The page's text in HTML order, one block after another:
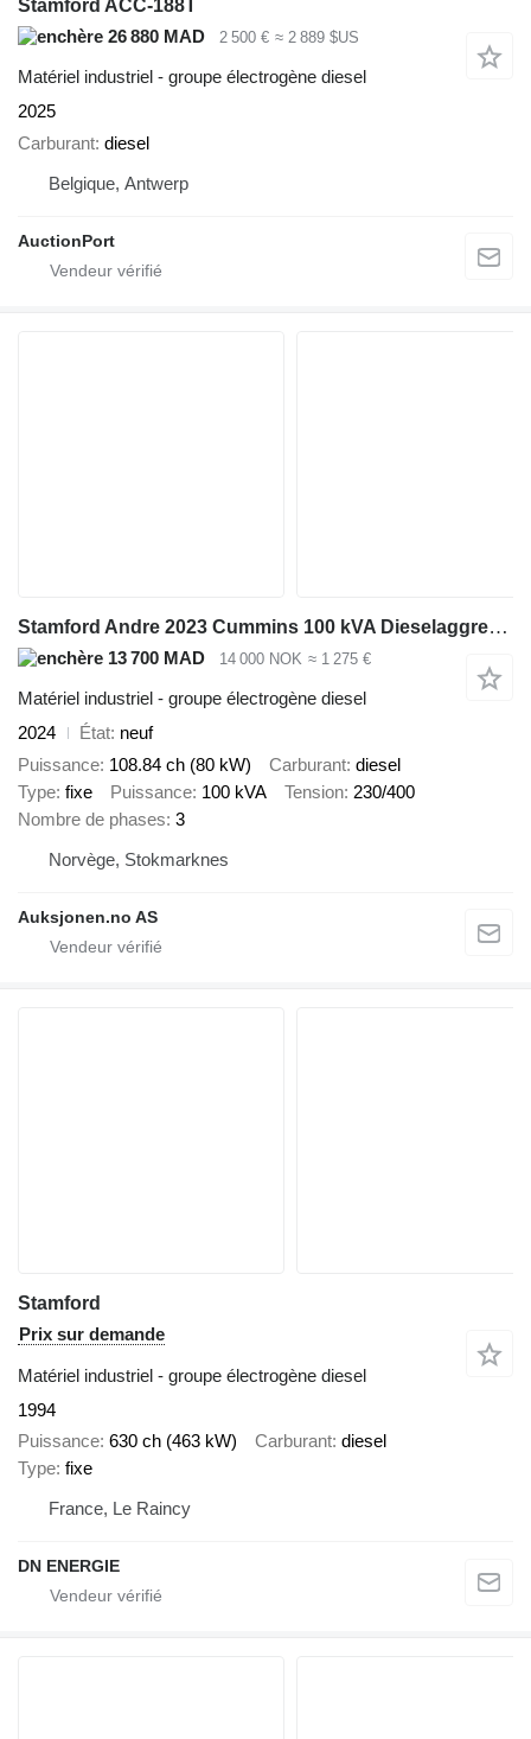
Stamford ACC-188T
26 880 MAD
2 500 € ≈ 2 889 $US
Matériel industriel - groupe électrogène diesel
2025
Carburant diesel
Belgique, Antwerp
AuctionPort
Stamford Andre 2023 Cummins 100 kVA Dieselaggregat – Stamford Generator –
13 700 MAD 14 000 NOK ≈ 1 275 €
Matériel industriel - groupe électrogène diesel
2024
État neuf
Puissance 108.84 ch (80 kW) Carburant diesel
Type fixe Puissance 100 kVA Tension 230/400
Nombre de phases 3
Norvège, Stokmarknes
Auksjonen.no AS
Stamford
Prix sur demande
Matériel industriel - groupe électrogène diesel
1994
Puissance 630 ch (463 kW) Carburant diesel
Type fixe
France, Le Raincy
DN ENERGIE